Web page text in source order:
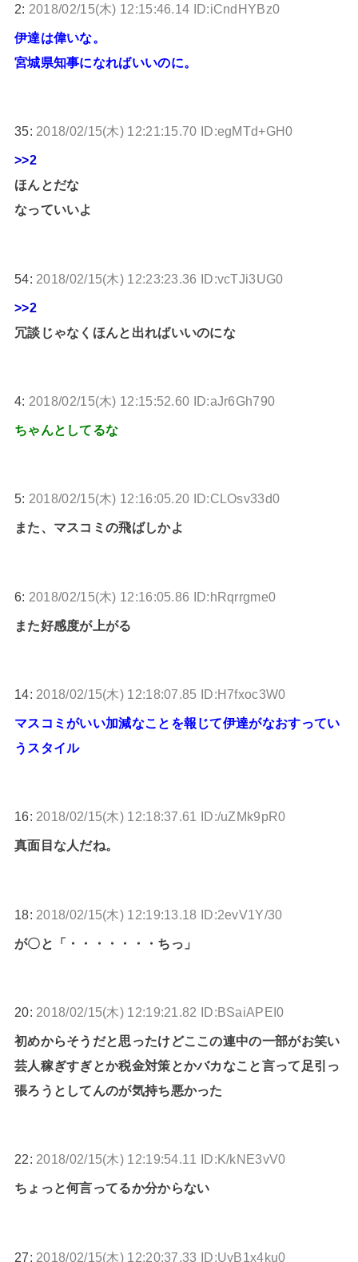
2: 2018/02/15(木) 12:15:46.14 ID:iCndHYBz0
伊達は偉いな。
宮城県知事になればいいのに。
35: 2018/02/15(木) 12:21:15.70 ID:egMTd+GH0
>>2
ほんとだな
なっていいよ
54: 2018/02/15(木) 12:23:23.36 ID:vcTJi3UG0
>>2
冗談じゃなくほんと出ればいいのにな
4: 2018/02/15(木) 12:15:52.60 ID:aJr6Gh790
ちゃんとしてるな
5: 2018/02/15(木) 12:16:05.20 ID:CLOsv33d0
また、マスコミの飛ばしかよ
6: 2018/02/15(木) 12:16:05.86 ID:hRqrrgme0
また好感度が上がる
14: 2018/02/15(木) 12:18:07.85 ID:H7fxoc3W0
マスコミがいい加減なことを報じて伊達がなおすってい
うスタイル
16: 2018/02/15(木) 12:18:37.61 ID:/uZMk9pR0
真面目な人だね。
18: 2018/02/15(木) 12:19:13.18 ID:2evV1Y/30
が〇と「・・・・・・・ちっ」
20: 2018/02/15(木) 12:19:21.82 ID:BSaiAPEI0
初めからそうだと思ったけどここの連中の一部がお笑い
芸人稼ぎすぎとか税金対策とかバカなこと言って足引っ
張ろうとしてんのが気持ち悪かった
22: 2018/02/15(木) 12:19:54.11 ID:K/kNE3vV0
ちょっと何言ってるか分からない
27: 2018/02/15(木) 12:20:37.33 ID:UyB1x4ku0